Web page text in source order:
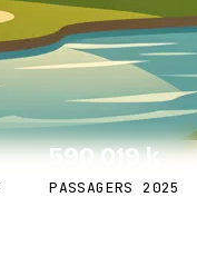
590 019 k
PASSAGERS 2025